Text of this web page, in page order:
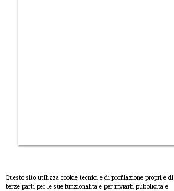
Questo sito utilizza cookie tecnici e di profilazione propri e di
terze parti per le sue funzionalità e per inviarti pubblicità e